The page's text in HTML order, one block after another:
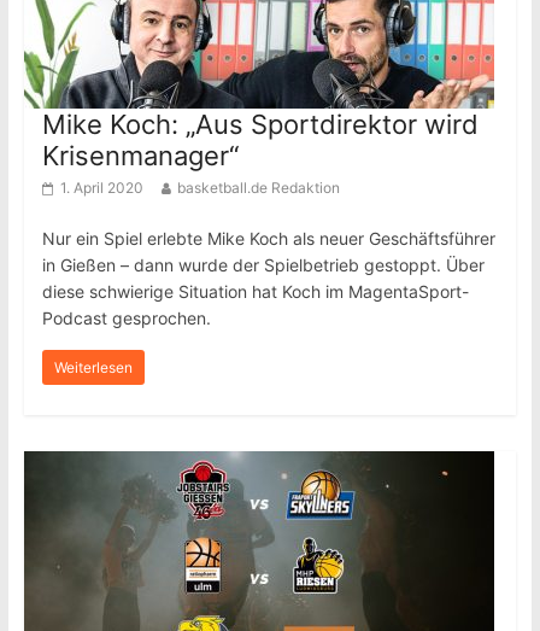
Mike Koch: „Aus Sportdirektor wird
Krisenmanager“
1. April 2020 basketball.de Redaktion
Nur ein Spiel erlebte Mike Koch als neuer Geschäftsführer
in Gießen – dann wurde der Spielbetrieb gestoppt. Über
diese schwierige Situation hat Koch im MagentaSport-
Podcast gesprochen.
Weiterlesen